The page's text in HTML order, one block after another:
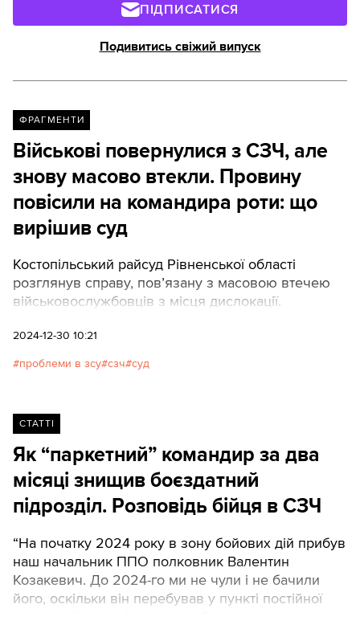
ПІДПИСАТИСЯ
Подивитись свіжий випуск
ФРАГМЕНТИ
Військові повернулися з СЗЧ, але
знову масово втекли. Провину
повісили на командира роти: що
вирішив суд
Костопільський райсуд Рівненської області
розглянув справу, пов’язану з масовою втечею
військовослужбовців з місця дислокації.
2024-12-30 10:21
проблеми в зсу сзч суд
СТАТТІ
Як “паркетний” командир за два
місяці знищив боєздатний
підрозділ. Розповідь бійця в СЗЧ
“На початку 2024 року в зону бойових дій прибув
наш начальник ППО полковник Валентин
Козакевич. До 2024-го ми не чули і не бачили
його, оскільки він перебував у пункті постійної